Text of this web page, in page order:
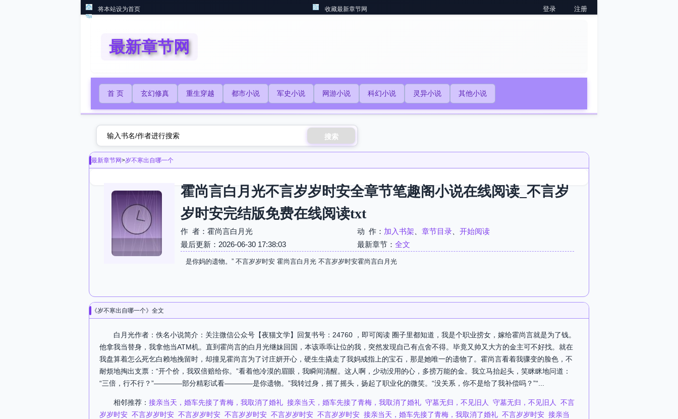
将本站设为首页 收藏最新章节网 登录 注册
最新章节网
首 页 玄幻修真 重生穿越 都市小说 军史小说 网游小说 科幻小说 灵异小说 其他小说
搜索
最新章节网>岁不寒出自哪一个
霍尚言白月光不言岁岁时安全章节笔趣阁小说在线阅读_不言岁
岁时安完结版免费在线阅读txt
作 者：霍尚言白月光 动 作： 加入书架 章节目录
开始阅读
最后更新：2026-06-30 17:38:03
最新章节： 全文
是你妈的遗物。” 不言岁岁时安 霍尚言白月光 不言岁岁时安霍尚言白月光
《岁不寒出自哪一个》全文
白月光作者：佚名小说简介：关注微信公众号【夜猫文学】回复书号：24760 ，即可阅读 圈子里都知道，我是个职业捞女，嫁给霍尚言就是为了钱。
他拿我当替身，我拿他当ATM机。直到霍尚言的白月光继妹回国，本该乖乖让位的我，突然发现自己有点舍不得。毕竟又帅又大方的金主可不好找。就在
我盘算着怎么死乞白赖地挽留时，却撞见霍尚言为了讨庄妍开心，硬生生撬走了我妈戒指上的宝石，那是她唯一的遗物了。霍尚言看着我骤变的脸色，不
耐烦地掏出支票：“开个价，我双倍赔给你。”看着他冷漠的眉眼，我瞬间清醒。这人啊，少动没用的心，多捞万能的金。我立马抬起头，笑眯眯地问道：
“三倍，行不行？”————部分精彩试看————是你遗物。”我转过身，摇了摇头，扬起了职业化的微笑。“没关系，你不是给了我补偿吗？”“...
相邻推荐： 接亲当天，婚车先接了青梅，我取消了婚礼 接亲当天，婚车先接了青梅，我取消了婚礼 守墓无归，不见旧人 守墓无归，不见旧人
不言
岁岁时安 不言岁岁时安 不言岁岁时安 不言岁岁时安 不言岁岁时安 不言岁岁时安 接亲当天，婚车先接了青梅，我取消了婚礼 不言岁岁时安 接亲当